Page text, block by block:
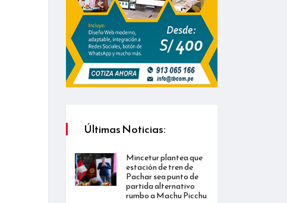
Últimas Noticias:
Mincetur plantea que
estación de tren de
Pachar sea punto de
partida alternativo
rumbo a Machu Picchu